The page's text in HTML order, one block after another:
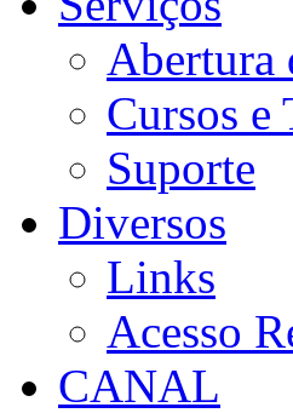
Abertura
Cursos e
Suporte
Diversos
Links
Acesso
CANAL